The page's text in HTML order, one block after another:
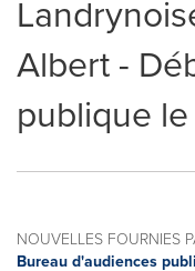
Albert -
publique
NOUVELLES FOURNIES
Bureau d'audiences